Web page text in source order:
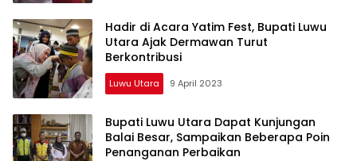
Hadir di Acara Yatim Fest, Bupati Luwu
Utara Ajak Dermawan Turut
Berkontribusi
Luwu Utara 9 April 2023
Bupati Luwu Utara Dapat Kunjungan
Balai Besar, Sampaikan Beberapa Poin
Penanganan Perbaikan